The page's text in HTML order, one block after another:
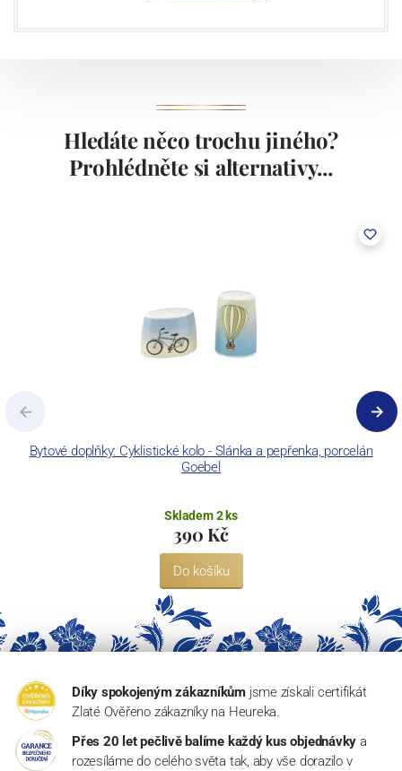
Hledáte něco trochu jiného?
Prohlédněte si alternativy...
Bytové doplňky: Cyklistické kolo - Slánka a pepřenka, porcelán
Goebel
Skladem 2 ks
390 Kč
Do košíku
Díky spokojeným zákazníkům jsme získali certifikát
Zlaté Ověřeno zákazníky na Heureka.
Přes 20 let pečlivě balíme každý kus objednávky a
rozesíláme do celého světa tak, aby vše dorazilo v